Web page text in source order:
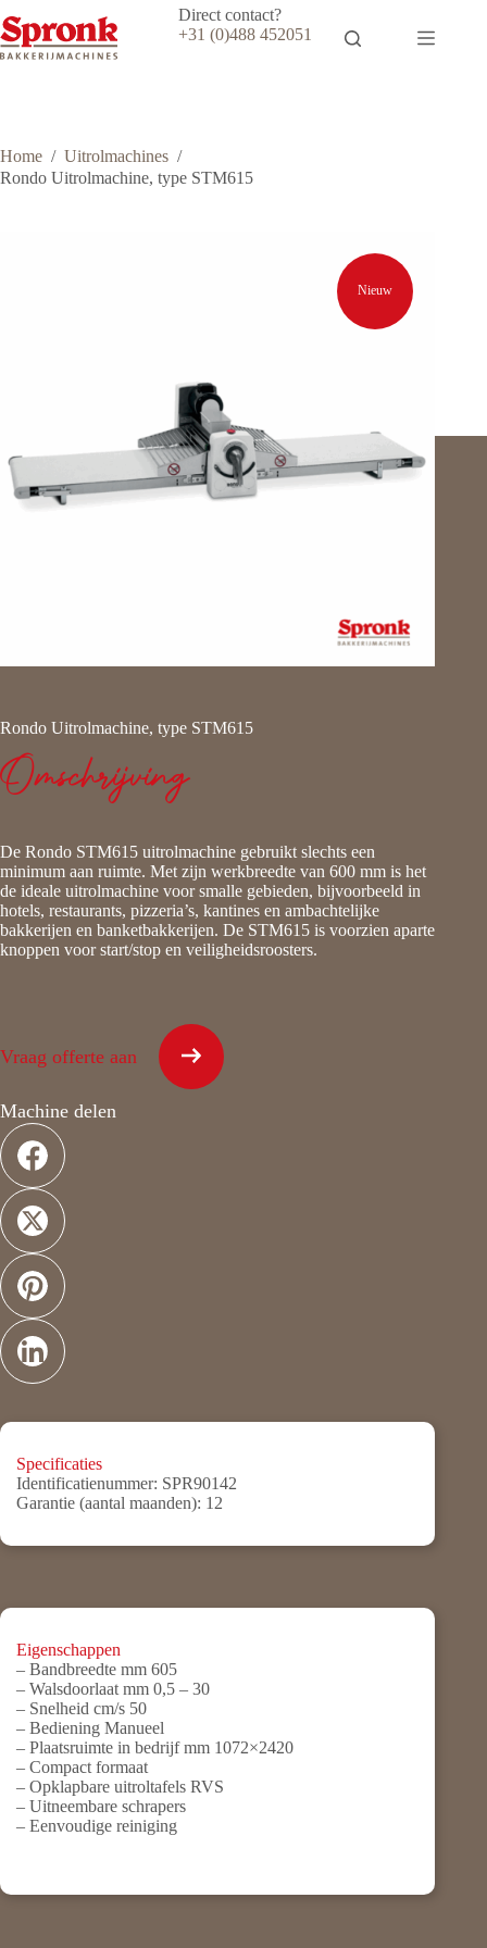
naar
de
Direct contact?
+31 (0)488 452051
Home / Uitrolmachines /
Rondo Uitrolmachine, type STM615
Nieuw
Rondo Uitrolmachine, type STM615
Omschrijving
De Rondo STM615 uitrolmachine gebruikt slechts een
minimum aan ruimte. Met zijn werkbreedte van 600 mm is het
de ideale uitrolmachine voor smalle gebieden, bijvoorbeeld in
hotels, restaurants, pizzeria’s, kantines en ambachtelijke
bakkerijen en banketbakkerijen. De STM615 is voorzien aparte
knoppen voor start/stop en veiligheidsroosters.
Specificaties
Identificatienummer: SPR90142
Garantie (aantal maanden): 12
Eigenschappen
– Bandbreedte mm 605
– Walsdoorlaat mm 0,5 – 30
– Snelheid cm/s 50
– Bediening Manueel
– Plaatsruimte in bedrijf mm 1072×2420
– Compact formaat
– Opklapbare uitroltafels RVS
– Uitneembare schrapers
– Eenvoudige reiniging
Vraag offerte aan
Machine delen